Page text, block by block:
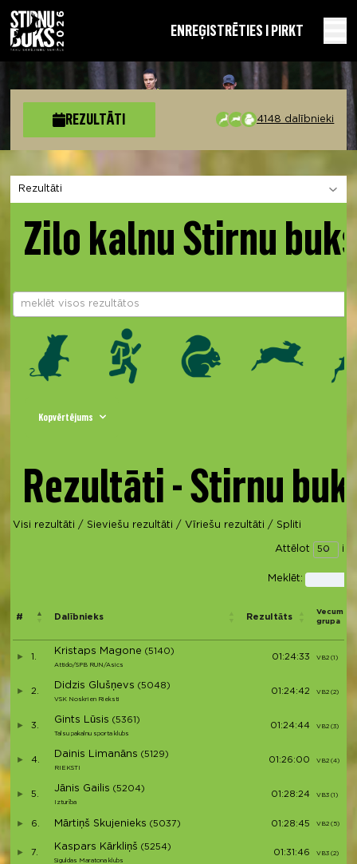
ENREĢISTRĒTIES I PIRKT
REZULTĀTI 4148 dalībnieki
Izvēlies sadaļu
Zilo kalnu Stirnu
Kopvērtējums
Rezultāti - Stirnu
Visi rezultāti / Sieviešu rezultāti / Vīriešu rezultāti / Spliti
Attēlot
Meklēt:
# Dalībnieks Rezultāts
Vecuma
grupa
1.
Kristaps Magone (5140)
Attido/SPB RUN/Asics
01:24:33 VB2 (1)
2.
Didzis Glušņevs (5048)
VSK Noskrien Rieksti
01:24:42 VB2 (2)
3.
Gints Lūsis (5361)
Talsu pakalnu sporta klubs
01:24:44 VB2 (3)
4.
Dainis Limanāns (5129)
RIEKSTI
01:26:00 VB2 (4)
5.
Jānis Gailis (5204)
Izturība
01:28:24 VB3 (1)
6. Mārtiņš Skujenieks (5037) 01:28:45 VB2 (5)
7.
Kaspars Kārkliņš (5254)
Siguldas Maratona klubs
01:31:46 VB3 (2)